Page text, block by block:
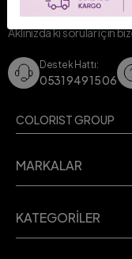
BİZE ULAŞIN!
Aklınızda ki sorular için
Destek Hattı:
0531 949 15 06
COLORIST GROUP
MARKALAR
KATEGORİLER